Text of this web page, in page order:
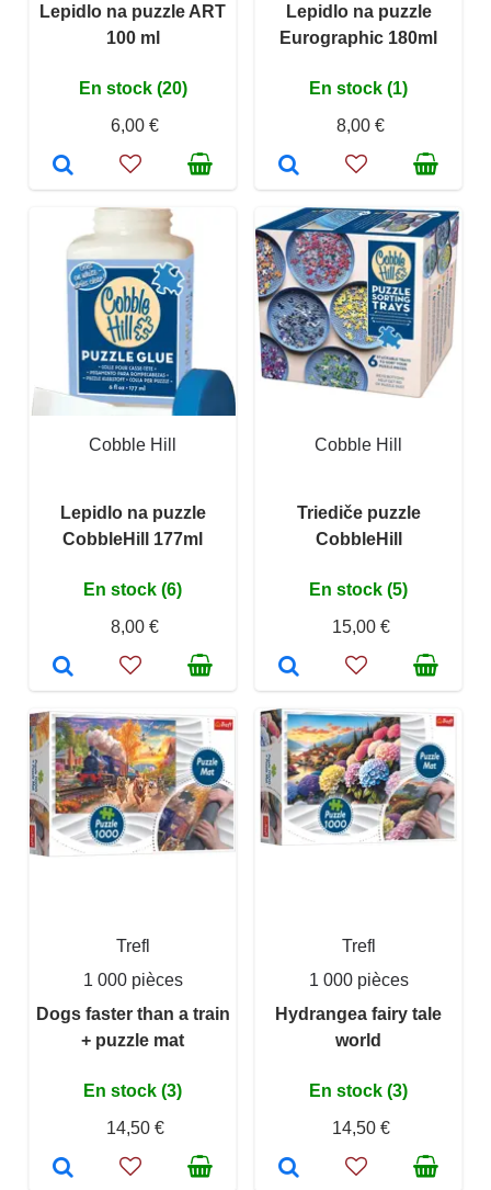
Lepidlo na puzzle ART
100 ml
En stock (20)
6,00 €
Lepidlo na puzzle
Eurographic 180ml
En stock (1)
8,00 €
Cobble Hill
Lepidlo na puzzle
CobbleHill 177ml
En stock (6)
8,00 €
Cobble Hill
Triediče puzzle
CobbleHill
En stock (5)
15,00 €
Trefl
1 000 pièces
Dogs faster than a train
+ puzzle mat
En stock (3)
14,50 €
Trefl
1 000 pièces
Hydrangea fairy tale
world
En stock (3)
14,50 €